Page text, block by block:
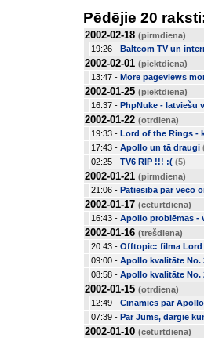
Pēdējie 20
2002-02-18 (pirmdiena)
19:26 - Baltcom TV un
2002-02-01 (piektdiena)
13:47 - More pageviews
2002-01-25 (piektdiena)
16:37 - PhpNuke - latviešu
2002-01-22 (otrdiena)
19:33 - Lord of the Rings -
17:43 - Apollo un tā draugi
02:25 - TV6 RIP !!! :( (5)
2002-01-21 (pirmdiena)
21:06 - Patiesība par veco
2002-01-17 (ceturtdiena)
16:43 - Apollo problēmas -
2002-01-16 (trešdiena)
20:43 - Offtopic: filma Lord
09:00 - Apollo kvalitāte No.
08:58 - Apollo kvalitāte No.
2002-01-15 (otrdiena)
12:49 - Cīnamies par
07:39 - Par Jums, dārgie
2002-01-10 (ceturtdiena)